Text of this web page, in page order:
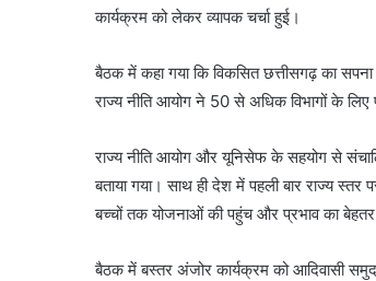
कार्यक्रम को लेकर व्यापक चर्चा हुई।
बैठक में कहा गया कि विकसित छत्तीसगढ़ का सपना
राज्य नीति आयोग ने 50 से अधिक विभागों के
राज्य नीति आयोग और यूनिसेफ के सहयोग से
बताया गया। साथ ही देश में पहली बार राज्य
बच्चों तक योजनाओं की पहुंच और प्रभाव का
बैठक में बस्तर अंजोर कार्यक्रम को आदिवासी